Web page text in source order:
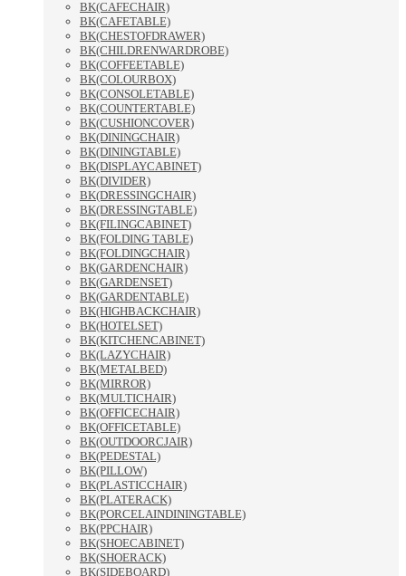
BK(CAFECHAIR)
BK(CAFETABLE)
BK(CHESTOFDRAWER)
BK(CHILDRENWARDROBE)
BK(COFFEETABLE)
BK(COLOURBOX)
BK(CONSOLETABLE)
BK(COUNTERTABLE)
BK(CUSHIONCOVER)
BK(DININGCHAIR)
BK(DININGTABLE)
BK(DISPLAYCABINET)
BK(DIVIDER)
BK(DRESSINGCHAIR)
BK(DRESSINGTABLE)
BK(FILINGCABINET)
BK(FOLDING TABLE)
BK(FOLDINGCHAIR)
BK(GARDENCHAIR)
BK(GARDENSET)
BK(GARDENTABLE)
BK(HIGHBACKCHAIR)
BK(HOTELSET)
BK(KITCHENCABINET)
BK(LAZYCHAIR)
BK(METALBED)
BK(MIRROR)
BK(MULTICHAIR)
BK(OFFICECHAIR)
BK(OFFICETABLE)
BK(OUTDOORCJAIR)
BK(PEDESTAL)
BK(PILLOW)
BK(PLASTICCHAIR)
BK(PLATERACK)
BK(PORCELAINDININGTABLE)
BK(PPCHAIR)
BK(SHOECABINET)
BK(SHOERACK)
BK(SIDEBOARD)